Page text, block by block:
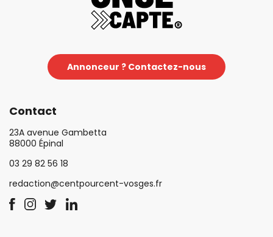
Annonceur ? Contactez-nous
Contact
23A avenue Gambetta
88000 Épinal
03 29 82 56 18
redaction@centpourcent-vosges.fr